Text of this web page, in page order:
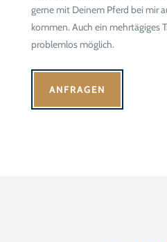
gerne mit Deinem Pferd bei mir
kommen. Auch ein mehrtägiges
problemlos möglich.
ANFRAGEN